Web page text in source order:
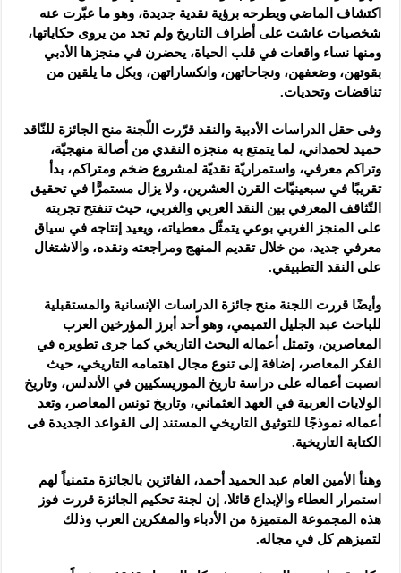
اكتشاف الماضي ويطرحه برؤية نقدية جديدة، وهو ما عبّرت عنه
شخصيات عاشت على أطراف التاريخ ولم تجد من يروى حكاياتها،
ومنها نساء واقعات في قلب الحياة، يحضرن في منجزها الأدبي
بقوتهن، وضعفهن، ونجاحاتهن، وانكساراتهن، وبكل ما يلقين من
تناقضات وتحديات.
وفى حقل الدراسات الأدبية والنقد قرّرت اللّجنة منح الجائزة للنّاقد
حميد لحمداني، لما يتمتع به منجزه النقدي من أصالة منهجيّة،
وتراكم معرفي، واستمراريّة نقديّة لمشروع ضخم ومتراكم، بدأ
تقريبًا في سبعينيّات القرن العشرين، ولا يزال مستمرًّا في تحقيق
التّثاقف المعرفي بين النقد العربي والغربي، حيث تنفتح تجربته
على المنجز الغربي بوعي يتمثّل معطياته، ويعيد إنتاجه في سياق
معرفي جديد، من خلال تقديم المنهج ومراجعته ونقده، والاشتغال
على النقد التطبيقي.
وأيضًا قررت اللجنة منح جائزة الدراسات الإنسانية والمستقبلية
للباحث عبد الجليل التميمي، وهو أحد أبرز المؤرخين العرب
المعاصرين، وتمثل أعماله البحث التاريخي كما جرى تطويره في
الفكر المعاصر، إضافة إلى تنوع مجال اهتمامه التاريخي، حيث
انصبت أعماله على دراسة تاريخ الموريسكيين في الأندلس، وتاريخ
الولايات العربية في العهد العثماني، وتاريخ تونس المعاصر، وتعد
أعماله نموذجًا للتوثيق التاريخي المستند إلى القواعد الجديدة فى
الكتابة التاريخية.
وهنأ الأمين العام عبد الحميد أحمد، الفائزين بالجائزة متمنياً لهم
استمرار العطاء والإبداع قائلا، إن لجنة تحكيم الجائزة قررت فوز
هذه المجموعة المتميزة من الأدباء والمفكرين العرب وذلك
لتميزهم كل في مجاله.